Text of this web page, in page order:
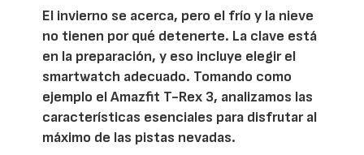
El invierno se acerca, pero el frío y la nieve
no tienen por qué detenerte. La clave está
en la preparación, y eso incluye elegir el
smartwatch adecuado. Tomando como
ejemplo el Amazfit T-Rex 3, analizamos las
características esenciales para disfrutar al
máximo de las pistas nevadas.